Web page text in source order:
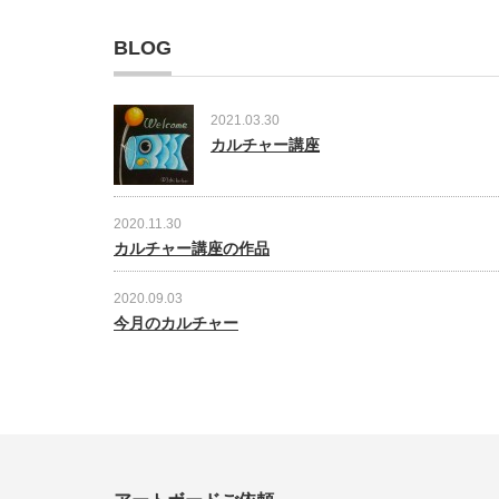
BLOG
2021.03.30
カルチャー講座
2020.11.30
カルチャー講座の作品
2020.09.03
今月のカルチャー